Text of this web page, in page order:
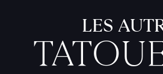
LES